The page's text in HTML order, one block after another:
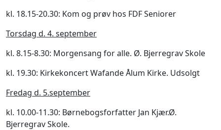
kl. 18.15-20.30: Kom og prøv hos FDF Seniorer
Torsdag d. 4. september
kl. 8.15-8.30: Morgensang for alle. Ø. Bjerregrav Skole
kl. 19.30: Kirkekoncert Wafande Ålum Kirke. Udsolgt
Fredag d. 5.september
kl. 10.00-11.30: Børnebogsforfatter Jan Kjær.Ø.
Bjerregrav Skole.